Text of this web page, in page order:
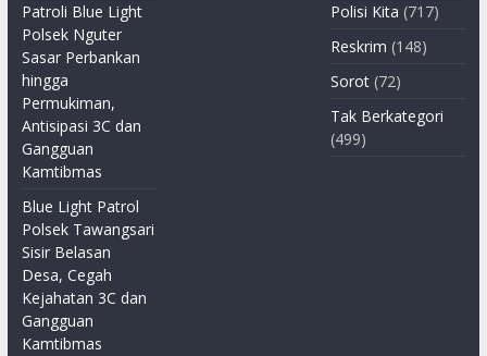
Patroli Blue Light
Polsek Nguter
Sasar Perbankan
hingga
Permukiman,
Antisipasi 3C dan
Gangguan
Kamtibmas
Blue Light Patrol
Polsek Tawangsari
Sisir Belasan
Desa, Cegah
Kejahatan 3C dan
Gangguan
Kamtibmas
Polisi Kita (717)
Reskrim (148)
Sorot (72)
Tak Berkategori
(499)